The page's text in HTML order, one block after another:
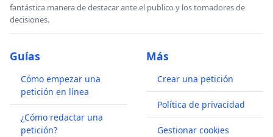
fantástica manera de destacar ante el publico y los tomadores de
decisiones.
Guías
Cómo empezar una
petición en línea
¿Cómo redactar una
petición?
Más
Crear una petición
Política de privacidad
Gestionar cookies